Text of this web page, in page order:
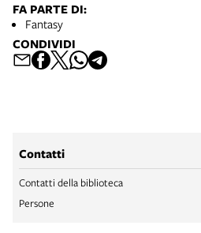
FA PARTE DI:
Fantasy
CONDIVIDI
Contatti
Contatti della biblioteca
Persone